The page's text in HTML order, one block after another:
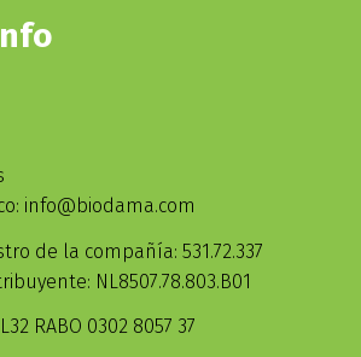
info@biodama.com
de la compañía: 531.72.337
NL8507.78.803.B01
RABO 0302 8057 37